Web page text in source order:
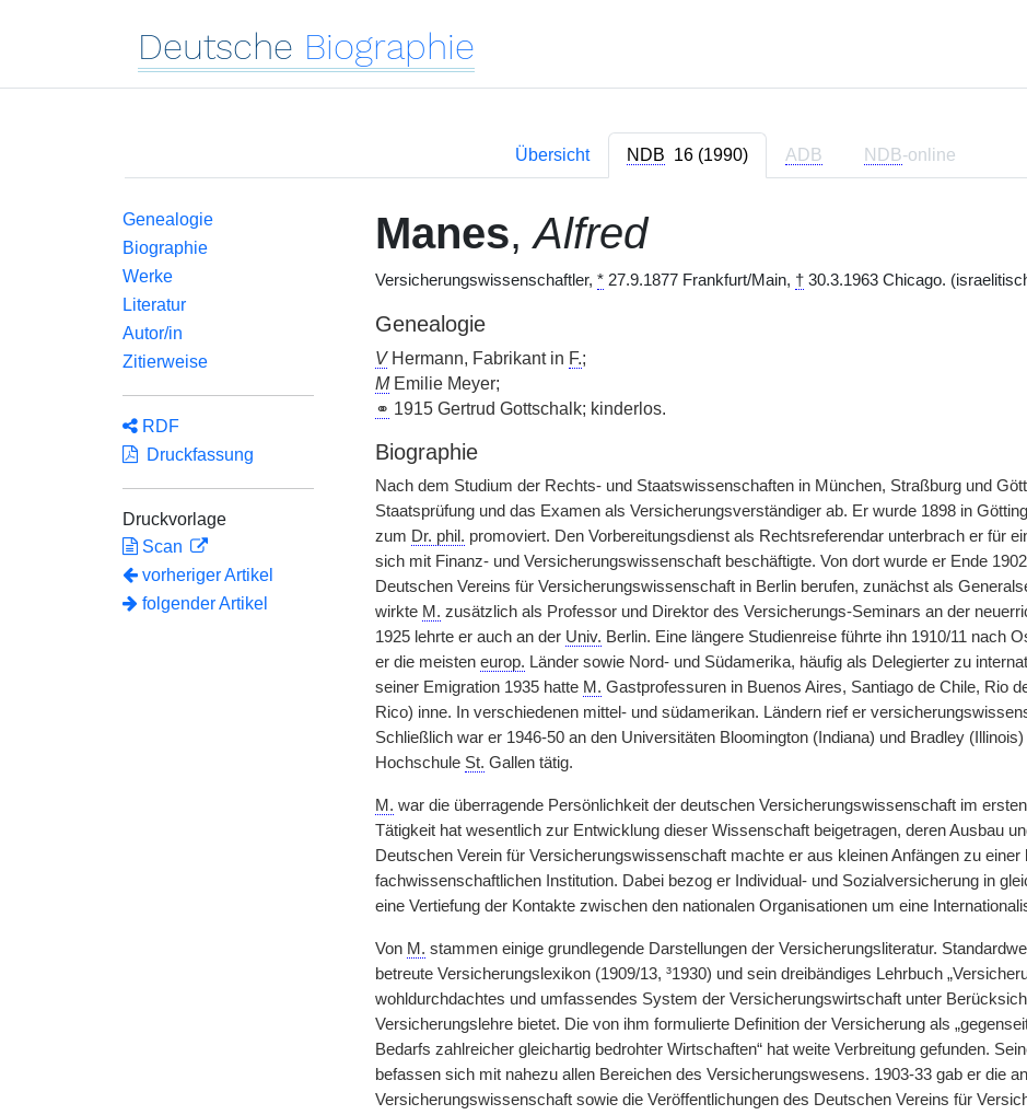
Deutsche Biographie
Übersicht NDB 16 (1990) ADB NDB-online
Genealogie
Biographie
Werke
Literatur
Autor/in
Zitierweise
RDF
Druckfassung
Druckvorlage
Scan
vorheriger Artikel
folgender Artikel
Manes,Alfred
Versicherungswissenschaftler, *27.9.1877 Frankfurt/Main, †30.3.1963 Chicago.
Genealogie
VHermann, Fabrikant in F.;
MEmilie Meyer;
⚭ 1915 Gertrud Gottschalk; kinderlos.
Biographie
Nach dem Studium der Rechts- und Staatswissenschaften in München, Straßburg und
Staatsprüfung und das Examen als Versicherungsverständiger ab. Er wurde 1898 in
zum Dr. phil. promoviert. Den Vorbereitungsdienst als Rechtsreferendar unterbrach er für
sich mit Finanz- und Versicherungswissenschaft beschäftigte. Von dort wurde er Ende
Deutschen Vereins für Versicherungswissenschaft in Berlin berufen, zunächst als
wirkte M. zusätzlich als Professor und Direktor des Versicherungs-Seminars an der
1925 lehrte er auch an der Univ. Berlin. Eine längere Studienreise führte ihn 1910/11 nach
er die meisten europ. Länder sowie Nord- und Südamerika, häufig als Delegierter zu
seiner Emigration 1935 hatte M. Gastprofessuren in Buenos Aires, Santiago de Chile, Rio
Rico) inne. In verschiedenen mittel- und südamerikan. Ländern rief er
Schließlich war er 1946-50 an den Universitäten Bloomington (Indiana) und Bradley
Hochschule St. Gallen tätig.
M. war die überragende Persönlichkeit der deutschen Versicherungswissenschaft im
Tätigkeit hat wesentlich zur Entwicklung dieser Wissenschaft beigetragen, deren Ausbau
Deutschen Verein für Versicherungswissenschaft machte er aus kleinen Anfängen zu einer
fachwissenschaftlichen Institution. Dabei bezog er Individual- und Sozialversicherung in
eine Vertiefung der Kontakte zwischen den nationalen Organisationen um eine
Von M. stammen einige grundlegende Darstellungen der Versicherungsliteratur.
betreute Versicherungslexikon (1909/13, ³1930) und sein dreibändiges Lehrbuch
wohldurchdachtes und umfassendes System der Versicherungswirtschaft unter
Versicherungslehre bietet. Die von ihm formulierte Definition der Versicherung als
Bedarfs zahlreicher gleichartig bedrohter Wirtschaften“ hat weite Verbreitung gefunden.
befassen sich mit nahezu allen Bereichen des Versicherungswesens. 1903-33 gab er die
Versicherungswissenschaft sowie die Veröffentlichungen des Deutschen Vereins für